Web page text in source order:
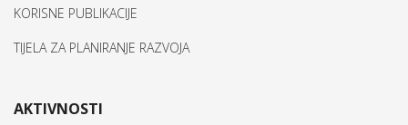
KORISNE PUBLIKACIJE
TIJELA ZA PLANIRANJE RAZVOJA
AKTIVNOSTI